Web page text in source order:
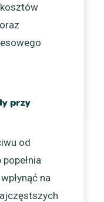
przy
od
na